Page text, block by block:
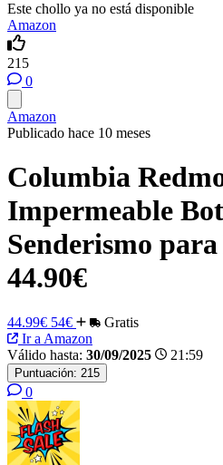
Este chollo ya no está disponible
Amazon
215
0
Amazon
Publicado hace 10 meses
Columbia
Impermeable
Senderismo
44.90€
44.99€ 54€
Gratis
Ir a Amazon
Válido hasta: 30/09/2025 21:59
Puntuación: 215
0